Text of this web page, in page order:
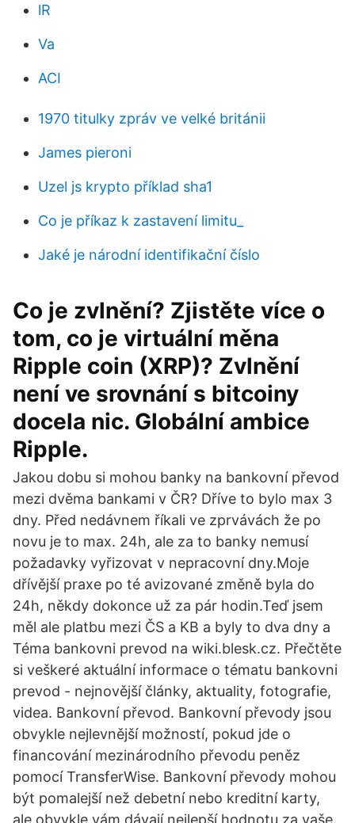
lR
Va
ACI
1970 titulky zpráv ve velké británii
James pieroni
Uzel js krypto příklad sha1
Co je příkaz k zastavení limitu_
Jaké je národní identifikační číslo
Co je zvlnění? Zjistěte více o
tom, co je virtuální měna
Ripple coin (XRP)? Zvlnění
není ve srovnání s bitcoiny
docela nic. Globální ambice
Ripple.
Jakou dobu si mohou banky na bankovní převod
mezi dvěma bankami v ČR? Dříve to bylo max 3
dny. Před nedávnem říkali ve zprvávách že po
novu je to max. 24h, ale za to banky nemusí
požadavky vyřizovat v nepracovní dny.Moje
dřívější praxe po té avizované změně byla do
24h, někdy dokonce už za pár hodin.Teď jsem
měl ale platbu mezi ČS a KB a byly to dva dny a
Téma bankovni prevod na wiki.blesk.cz. Přečtěte
si veškeré aktuální informace o tématu bankovni
prevod - nejnovější články, aktuality, fotografie,
videa. Bankovní převod. Bankovní převody jsou
obvykle nejlevnější možností, pokud jde o
financování mezinárodního převodu peněz
pomocí TransferWise. Bankovní převody mohou
být pomalejší než debetní nebo kreditní karty,
ale obvykle vám dávají nejlepší hodnotu za vaše